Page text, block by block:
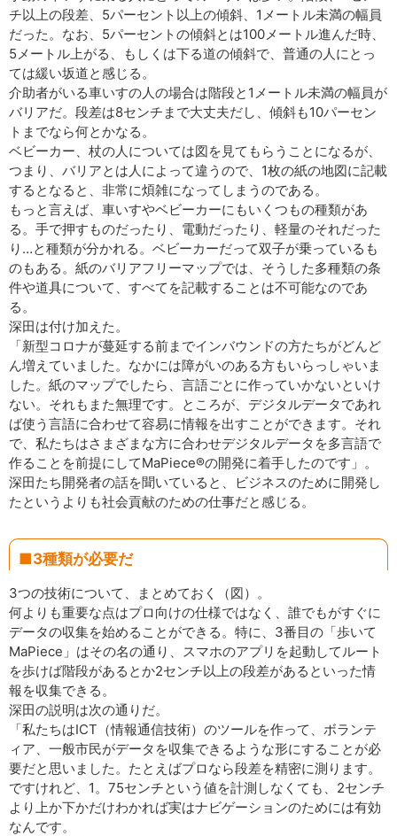
チ以上の段差、5パーセント以上の傾斜、1メートル未満の幅員
だった。なお、5パーセントの傾斜とは100メートル進んだ時、
5メートル上がる、もしくは下る道の傾斜で、普通の人にとっ
ては緩い坂道と感じる。
介助者がいる車いすの人の場合は階段と1メートル未満の幅員が
バリアだ。段差は8センチまで大丈夫だし、傾斜も10パーセン
トまでなら何とかなる。
ベビーカー、杖の人については図を見てもらうことになるが、
つまり、バリアとは人によって違うので、1枚の紙の地図に記載
するとなると、非常に煩雑になってしまうのである。
もっと言えば、車いすやベビーカーにもいくつもの種類があ
る。手で押すものだったり、電動だったり、軽量のそれだった
り…と種類が分かれる。ベビーカーだって双子が乗っているも
のもある。紙のバリアフリーマップでは、そうした多種類の条
件や道具について、すべてを記載することは不可能なのであ
る。
深田は付け加えた。
「新型コロナが蔓延する前までインバウンドの方たちがどんど
ん増えていました。なかには障がいのある方もいらっしゃいま
した。紙のマップでしたら、言語ごとに作っていかないといけ
ない。それもまた無理です。ところが、デジタルデータであれ
ば使う言語に合わせて容易に情報を出すことができます。それ
で、私たちはさまざまな方に合わせデジタルデータを多言語で
作ることを前提にしてMaPiece®の開発に着手したのです」。
深田たち開発者の話を聞いていると、ビジネスのために開発し
たというよりも社会貢献のための仕事だと感じる。
■3種類が必要だ
3つの技術について、まとめておく（図）。
何よりも重要な点はプロ向けの仕様ではなく、誰でもがすぐに
データの収集を始めることができる。特に、3番目の「歩いて
MaPiece」はその名の通り、スマホのアプリを起動してルート
を歩けば階段があるとか2センチ以上の段差があるといった情
報を収集できる。
深田の説明は次の通りだ。
「私たちはICT（情報通信技術）のツールを作って、ボランテ
ィア、一般市民がデータを収集できるような形にすることが必
要だと思いました。たとえばプロなら段差を精密に測ります。
ですけれど、1。75センチという値を計測しなくても、2センチ
より上か下かだけわかれば実はナビゲーションのためには有効
なんです。